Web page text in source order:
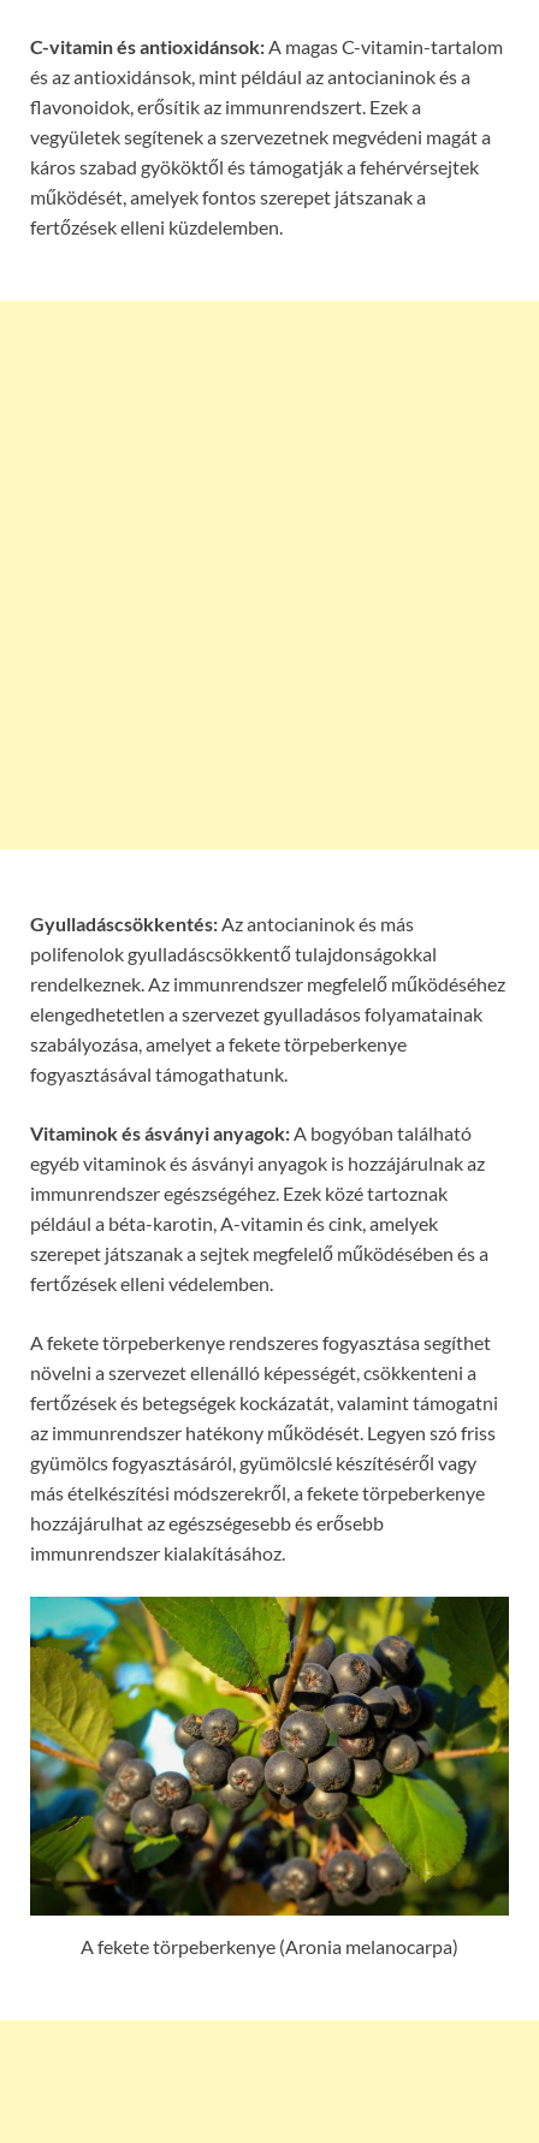
C-vitamin és antioxidánsok:A magas C-vitamin-tartalom
és az antioxidánsok, mint például az antocianinok és a
flavonoidok, erősítik az immunrendszert. Ezek a
vegyületek segítenek a szervezetnek megvédeni magát a
káros szabad gyököktől és támogatják a fehérvérsejtek
működését, amelyek fontos szerepet játszanak a
fertőzések elleni küzdelemben.
Gyulladáscsökkentés:Az antocianinok és más
polifenolok gyulladáscsökkentő tulajdonságokkal
rendelkeznek. Az immunrendszer megfelelő működéséhez
elengedhetetlen a szervezet gyulladásos folyamatainak
szabályozása, amelyet a fekete törpeberkenye
fogyasztásával támogathatunk.
Vitaminok és ásványi anyagok:A bogyóban található
egyéb vitaminok és ásványi anyagok is hozzájárulnak az
immunrendszer egészségéhez. Ezek közé tartoznak
például a béta-karotin, A-vitamin és cink, amelyek
szerepet játszanak a sejtek megfelelő működésében és a
fertőzések elleni védelemben.
A fekete törpeberkenye rendszeres fogyasztása segíthet
növelni a szervezet ellenálló képességét, csökkenteni a
fertőzések és betegségek kockázatát, valamint támogatni
az immunrendszer hatékony működését. Legyen szó friss
gyümölcs fogyasztásáról, gyümölcslé készítéséről vagy
más ételkészítési módszerekről, a fekete törpeberkenye
hozzájárulhat az egészségesebb és erősebb
immunrendszer kialakításához.
A fekete törpeberkenye (Aronia melanocarpa)